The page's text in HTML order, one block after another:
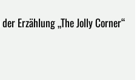
Erzählung „The Jolly Corner“